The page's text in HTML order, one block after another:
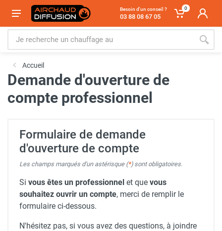
Besoin d'un conseil ?
03 88 08 67 05
0
Accueil
Demande d'ouverture de
compte professionnel
Formulaire de demande
d'ouverture de compte
Les champs marqués d'un astérisque (*) sont obligatoires.
Si vous êtes un professionnel et que vous
souhaitez ouvrir un compte, merci de remplir le
formulaire ci-dessous.
N'hésitez pas, si vous avez des questions, à joindre